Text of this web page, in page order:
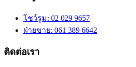
โชว์รูม: 02 029 9657
ฝ่ายขาย: 061 389 6642
ติดต่อเรา